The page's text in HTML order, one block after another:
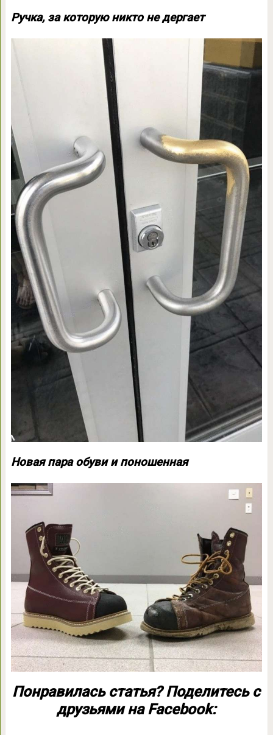
Ручка, за которую никто не дергает
Новая пара обуви и поношенная
Понравилась статья? Поделитесь с
друзьями на Facebook: